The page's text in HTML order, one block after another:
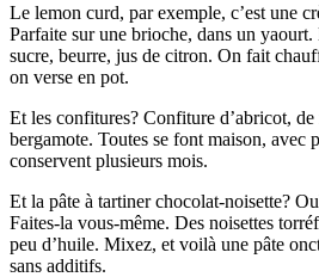
Le lemon curd, par exemple, c’est une
Parfaite sur une brioche, dans un
sucre, beurre, jus de citron. On fait
on verse en pot.
Et les confitures? Confiture d’abricot,
bergamote. Toutes se font maison, avec
conservent plusieurs mois.
Et la pâte à tartiner chocolat-noisette?
Faites-la vous-même. Des noisettes
peu d’huile. Mixez, et voilà une pâte
sans additifs.